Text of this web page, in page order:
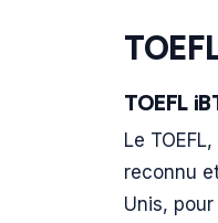
TOEFL
Le
reconnu
Unis,